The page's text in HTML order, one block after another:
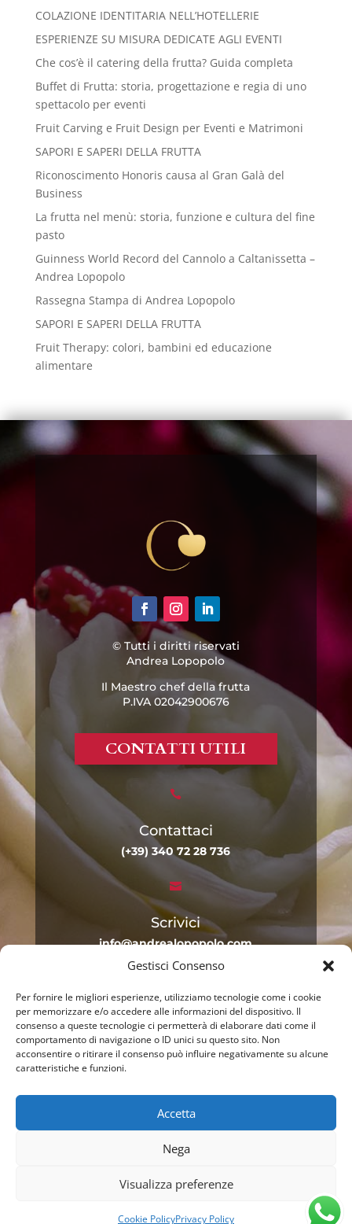
Gestisci Consenso
Per fornire le migliori esperienze, utilizziamo tecnologie come i cookie
per memorizzare e/o accedere alle informazioni del dispositivo. Il
consenso a queste tecnologie ci permetterà di elaborare dati come il
comportamento di navigazione o ID unici su questo sito. Non
acconsentire o ritirare il consenso può influire negativamente su alcune
caratteristiche e funzioni.
Accetta
Nega
Visualizza preferenze
Cookie PolicyPrivacy Policy
COLAZIONE IDENTITARIA NELL’HOTELLERIE
ESPERIENZE SU MISURA DEDICATE AGLI EVENTI
Che cos’è il catering della frutta? Guida completa
Buffet di Frutta: storia, progettazione e regia di uno
spettacolo per eventi
Fruit Carving e Fruit Design per Eventi e Matrimoni
SAPORI E SAPERI DELLA FRUTTA
Riconoscimento Honoris causa al Gran Galà del
Business
La frutta nel menù: storia, funzione e cultura del fine
pasto
Guinness World Record del Cannolo a Caltanissetta –
Andrea Lopopolo
Rassegna Stampa di Andrea Lopopolo
SAPORI E SAPERI DELLA FRUTTA
Fruit Therapy: colori, bambini ed educazione
alimentare
© Tutti i diritti riservati
Andrea Lopopolo
Il Maestro chef della frutta
P.IVA 02042900676
CONTATTI UTILI

Contattaci
(+39) 340 72 28 736

Scrivici
info@andrealopopolo.com
Scrivici
andrea.lopopolo@pec.it
Privacy Policy